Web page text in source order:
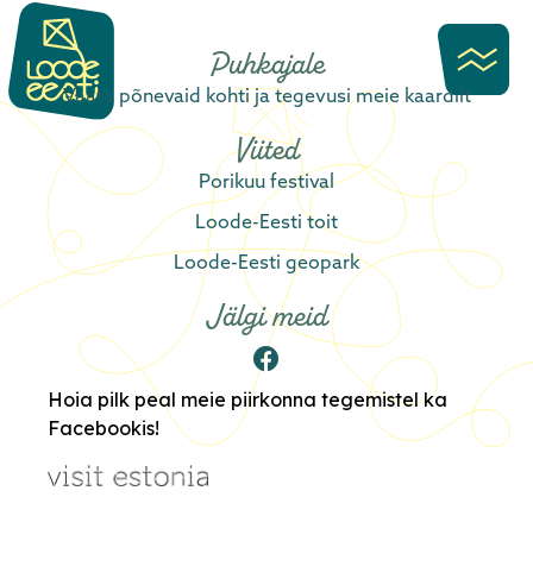
content
Puhkajale
Vaata põnevaid kohti ja tegevusi meie kaardilt
Viited
Porikuu festival
Loode-Eesti toit
Loode-Eesti geopark
Jälgi meid
Hoia pilk peal meie piirkonna tegemistel ka
Facebookis!